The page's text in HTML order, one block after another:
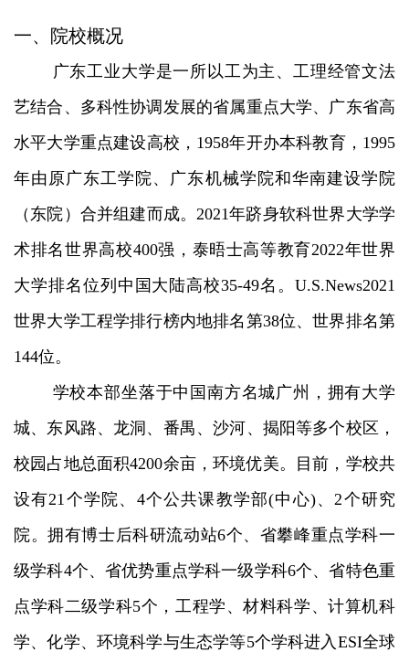
一、院校概况
广东工业大学是一所以工为主、工理经管文法
艺结合、多科性协调发展的省属重点大学、广东省高
水平大学重点建设高校，1958年开办本科教育，1995
年由原广东工学院、广东机械学院和华南建设学院
（东院）合并组建而成。2021年跻身软科世界大学学
术排名世界高校400强，泰晤士高等教育2022年世界
大学排名位列中国大陆高校35-49名。U.S.News2021
世界大学工程学排行榜内地排名第38位、世界排名第
144位。
学校本部坐落于中国南方名城广州，拥有大学
城、东风路、龙洞、番禺、沙河、揭阳等多个校区，
校园占地总面积4200余亩，环境优美。目前，学校共
设有21个学院、4个公共课教学部(中心)、2个研究
院。拥有博士后科研流动站6个、省攀峰重点学科一
级学科4个、省优势重点学科一级学科6个、省特色重
点学科二级学科5个，工程学、材料科学、计算机科
学、化学、环境科学与生态学等5个学科进入ESI全球